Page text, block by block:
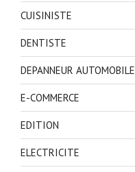
CUISINISTE
DENTISTE
DEPANNEUR AUTOMOBILE
E-COMMERCE
EDITION
ELECTRICITE